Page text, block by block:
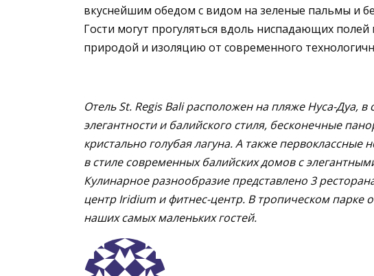
вкуснейшим обедом с видом на зеленые пальмы и
Гости могут прогуляться вдоль ниспадающих
природой и изоляцию от современного
ОтельSt. Regis Baliрасположен на пляже Нуса-Дуа, в
элегантности и балийского стиля, бесконечные
кристально голубая лагуна. А также
в стиле современных балийских домов с
Кулинарное разнообразие представлено 3
центрIridium и фитнес-центр. В тропическом парке
наших самых маленьких гостей.